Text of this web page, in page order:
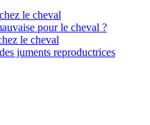
le cheval
pour le cheval ?
le cheval
juments reproductrices